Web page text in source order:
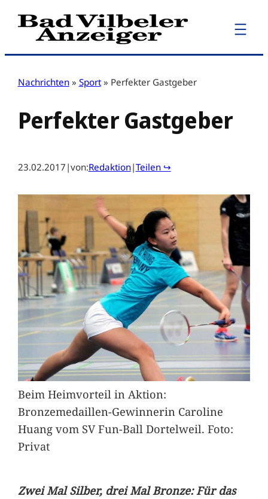
Zum
Inhalt
Nachrichten » Sport » Perfekter Gastgeber
Perfekter Gastgeber
23.02.2017 |von:Redaktion|Teilen ↪
Beim Heimvorteil in Aktion:
Bronzemedaillen-Gewinnerin Caroline
Huang vom SV Fun-Ball Dortelweil. Foto:
Privat
Zwei Mal Silber, drei Mal Bronze: Für das